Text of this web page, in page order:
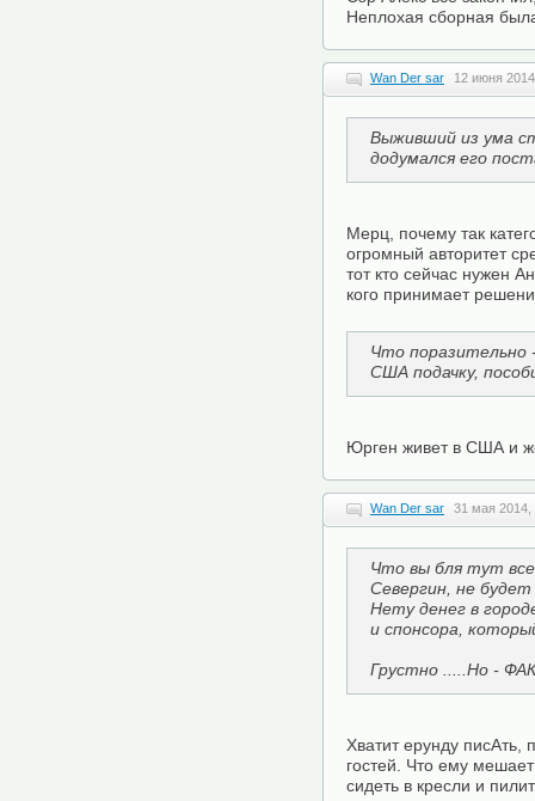
Неплохая сборная
Wan Der sar 12 июня
Выживший из ума
додумался его
Мерц, почему так
огромный авторитет
тот кто сейчас нужен
кого принимает
Что поразительно
США подачку,
Юрген живет в США и
Wan Der sar 31 мая 2014,
Что вы бля тут
Севергин, не
Нету денег в
и спонсора,
Грустно .....Но -
Хватит ерунду писАть,
гостей. Что ему
сидеть в кресли и